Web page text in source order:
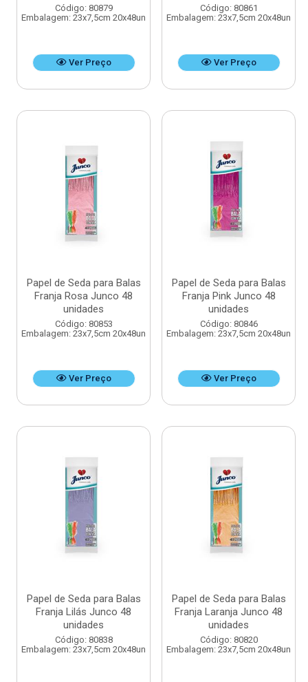
Código: 80879
Embalagem: 23x7,5cm 20x48un
Ver Preço
Código: 80861
Embalagem: 23x7,5cm 20x48un
Ver Preço
Papel de Seda para Balas
Franja Rosa Junco 48
unidades
Código: 80853
Embalagem: 23x7,5cm 20x48un
Ver Preço
Papel de Seda para Balas
Franja Pink Junco 48
unidades
Código: 80846
Embalagem: 23x7,5cm 20x48un
Ver Preço
Papel de Seda para Balas
Franja Lilás Junco 48
unidades
Código: 80838
Embalagem: 23x7,5cm 20x48un
Papel de Seda para Balas
Franja Laranja Junco 48
unidades
Código: 80820
Embalagem: 23x7,5cm 20x48un